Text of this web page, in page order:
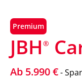
Premium
JBH ®
Ab 5.990 €-